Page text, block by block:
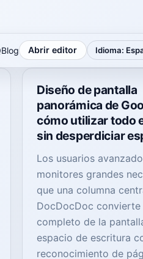
Blog Abrir editor Idioma:
Diseño de pantalla
panorámica de
cómo utilizar todo
sin desperdiciar
Los usuarios
monitores grandes
que una columna
DocDocDoc convierte
completo de la
espacio de escritura
reconocimiento de